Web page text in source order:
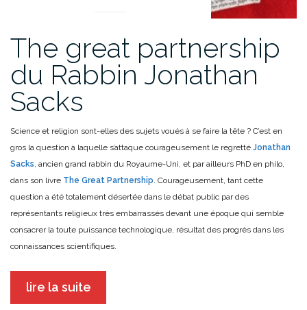
The great partnership
du Rabbin Jonathan
Sacks
Science et religion sont-elles des sujets voués à se faire la tête ? C’est en
gros la question à laquelle s’attaque courageusement le regretté Jonathan
Sacks, ancien grand rabbin du Royaume-Uni, et par ailleurs PhD en philo,
dans son livre The Great Partnership. Courageusement, tant cette
question a été totalement désertée dans le débat public par des
représentants religieux très embarrassés devant une époque qui semble
consacrer la toute puissance technologique, résultat des progrès dans les
connaissances scientifiques.
lire la suite